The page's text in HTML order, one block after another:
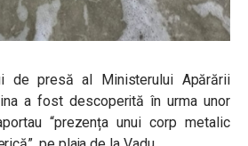
de presă al Ministerului Apărării
a fost descoperită în urma unor
“prezența unui corp metalic